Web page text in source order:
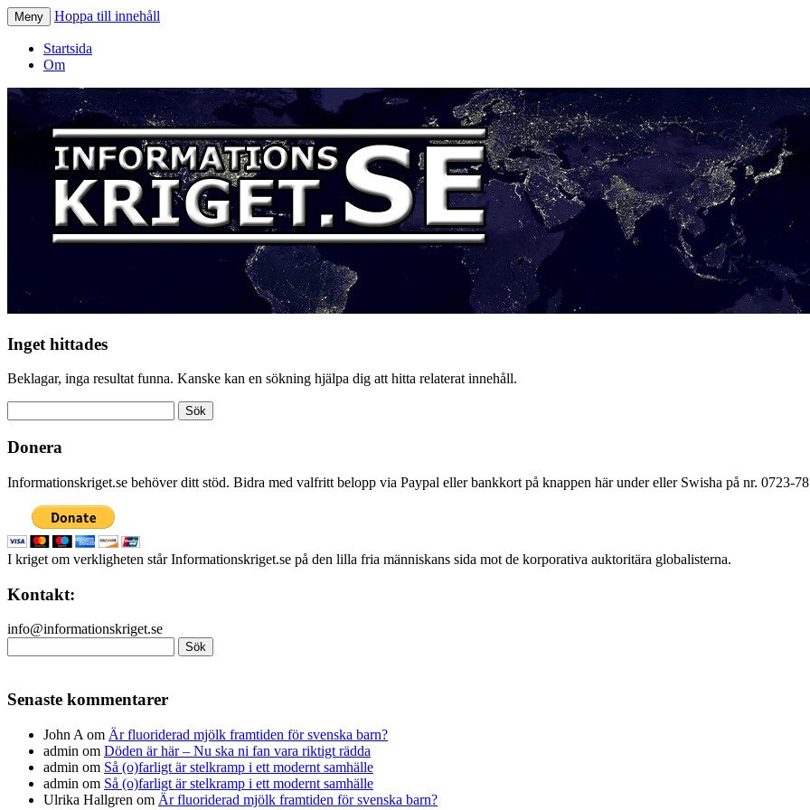
Informationskriget.se
Meny Hoppa till innehåll
Startsida
Om
Inget hittades
Beklagar, inga resultat funna. Kanske kan en sökning hjälpa dig att hitta relaterat innehåll.
efter:
Donera
Informationskriget.se behöver ditt stöd. Bidra med valfritt belopp via Paypal eller bankkort på knappen här under eller Swisha på nr. 0723-
I kriget om verkligheten står Informationskriget.se på den lilla fria människans sida mot de korporativa auktoritära globalisterna.
Kontakt:
info@informationskriget.se
efter:
Senaste kommentarer
John A om Är fluoriderad mjölk framtiden för svenska barn?
admin om Döden är här – Nu ska ni fan vara riktigt rädda
admin om Så (o)farligt är stelkramp i ett modernt samhälle
admin om Så (o)farligt är stelkramp i ett modernt samhälle
Ulrika Hallgren om Är fluoriderad mjölk framtiden för svenska barn?